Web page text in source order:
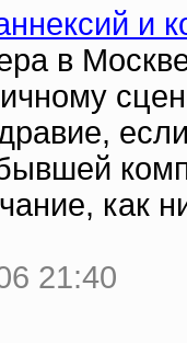
и
в
как
21:40